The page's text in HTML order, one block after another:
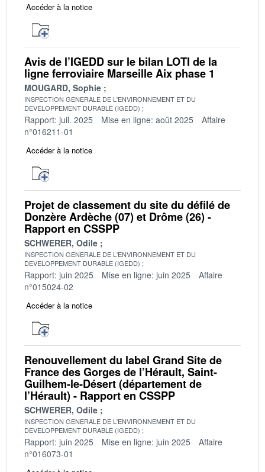
Accéder à la notice
Avis de l’IGEDD sur le bilan LOTI de la
ligne ferroviaire Marseille Aix phase 1
MOUGARD, Sophie
INSPECTION GENERALE DE L'ENVIRONNEMENT ET DU
DEVELOPPEMENT DURABLE (IGEDD)
Rapport: juil. 2025 Mise en ligne: août 2025
Affaire
n°016211-01
Accéder à la notice
Projet de classement du site du défilé de
Donzère Ardèche (07) et Drôme (26) -
Rapport en CSSPP
SCHWERER, Odile
INSPECTION GENERALE DE L'ENVIRONNEMENT ET DU
DEVELOPPEMENT DURABLE (IGEDD)
Rapport: juin 2025 Mise en ligne: juin 2025
Affaire
n°015024-02
Accéder à la notice
Renouvellement du label Grand Site de
France des Gorges de l’Hérault, Saint-
Guilhem-le-Désert (département de
l’Hérault) - Rapport en CSSPP
SCHWERER, Odile
INSPECTION GENERALE DE L'ENVIRONNEMENT ET DU
DEVELOPPEMENT DURABLE (IGEDD)
Rapport: juin 2025 Mise en ligne: juin 2025
Affaire
n°016073-01